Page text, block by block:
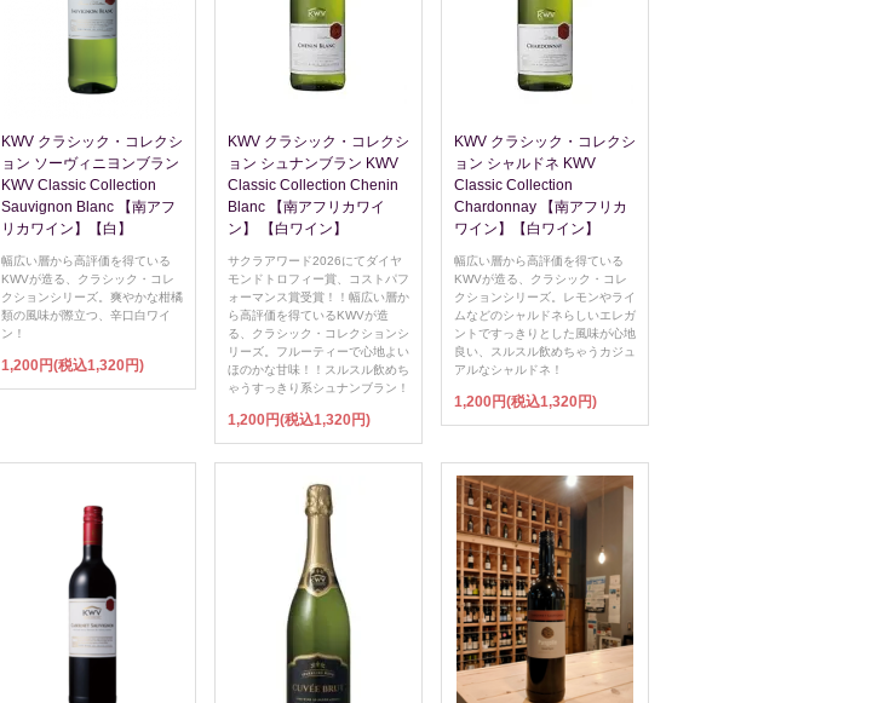
KWV クラシック・コレクシ
ョン ソーヴィニヨンブラン
KWV Classic Collection
Sauvignon Blanc 【南アフ
リカワイン】【白】
幅広い層から高評価を得ている
KWVが造る、クラシック・コレ
クションシリーズ。爽やかな柑橘
類の風味が際立つ、辛口白ワイ
ン！
1,200円(税込1,320円)
KWV クラシック・コレクシ
ョン シュナンブラン KWV
Classic Collection Chenin
Blanc 【南アフリカワイ
ン】 【白ワイン】
サクラアワード2026にてダイヤ
モンドトロフィー賞、コストパフ
ォーマンス賞受賞！！幅広い層か
ら高評価を得ているKWVが造
る、クラシック・コレクションシ
リーズ。フルーティーで心地よい
ほのかな甘味！！スルスル飲めち
ゃうすっきり系シュナンブラン！
1,200円(税込1,320円)
KWV クラシック・コレクシ
ョン シャルドネ KWV
Classic Collection
Chardonnay 【南アフリカ
ワイン】【白ワイン】
幅広い層から高評価を得ている
KWVが造る、クラシック・コレ
クションシリーズ。レモンやライ
ムなどのシャルドネらしいエレガ
ントですっきりとした風味が心地
良い、スルスル飲めちゃうカジュ
アルなシャルドネ！
1,200円(税込1,320円)